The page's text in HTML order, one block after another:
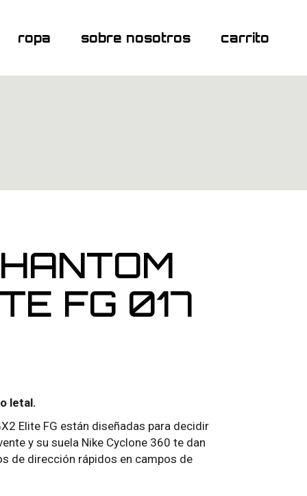
ropa sobre nosotros carrito
FG 017
letal.
Elite FG están diseñadas para decidir
y su suela Nike Cyclone 360 te dan
de dirección rápidos en campos de